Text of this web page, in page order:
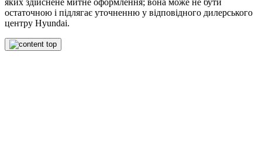
яких здійснене митне оформлення; вона може не бути
остаточною і підлягає уточненню у відповідного дилерського
центру Hyundai.